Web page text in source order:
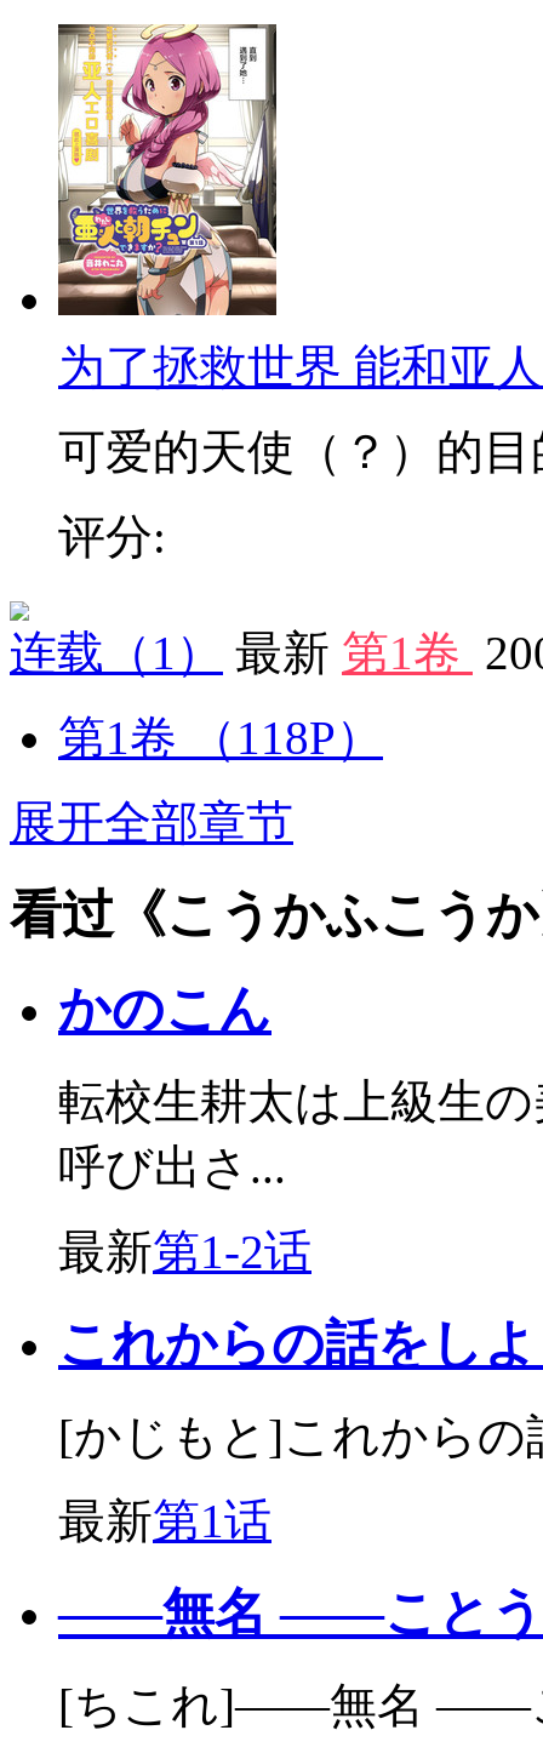
为了拯救世界 能和亚
可爱的天使（？）的目
评分:
连载 （1） 最新 第1卷
第1卷
（118P）
展开全部章节
看过《こうかふこう
かのこん
転校生耕太は上級生
呼び出さ...
最新第1-2话
これからの話をし
[かじもと]これからの
最新第1话
——無名 ——こと
[ちこれ]——無名 ——